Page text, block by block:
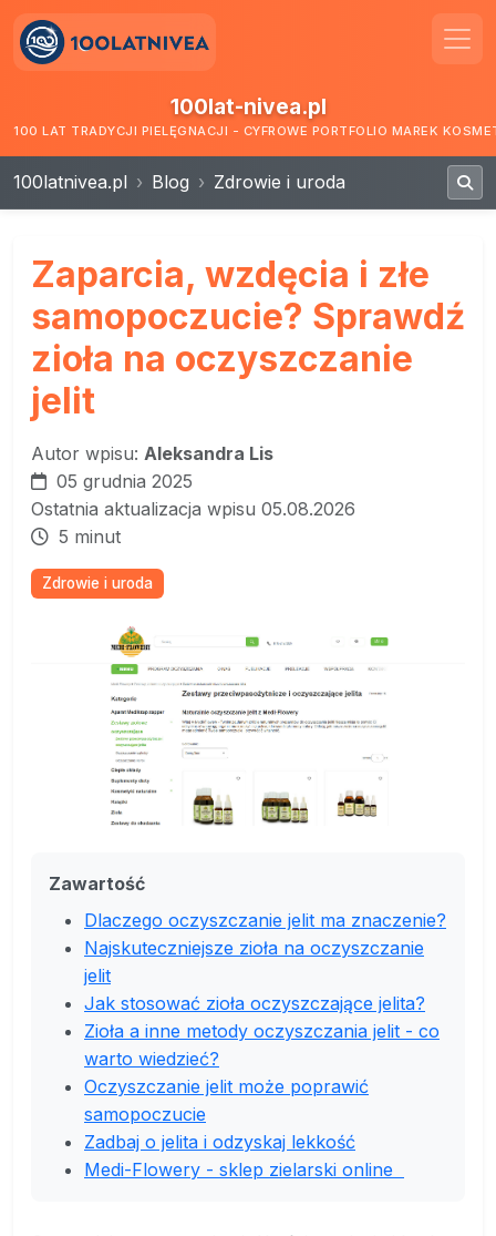
100lat-nivea.pl
100 LAT TRADYCJI PIELĘGNACJI - CYFROWE PORTFOLIO MAREK
100latnivea.pl Blog Zdrowie i uroda
Zaparcia, wzdęcia i złe
samopoczucie? Sprawdź
zioła na oczyszczanie
jelit
Autor wpisu: Aleksandra Lis
05 grudnia 2025
Ostatnia aktualizacja wpisu 05.08.2026
5 minut
Zdrowie i uroda
Zawartość
Dlaczego oczyszczanie jelit ma znaczenie?
Najskuteczniejsze zioła na oczyszczanie
jelit
Jak stosować zioła oczyszczające jelita?
Zioła a inne metody oczyszczania jelit - co
warto wiedzieć?
Oczyszczanie jelit może poprawić
samopoczucie
Zadbaj o jelita i odzyskaj lekkość
Medi-Flowery - sklep zielarski online